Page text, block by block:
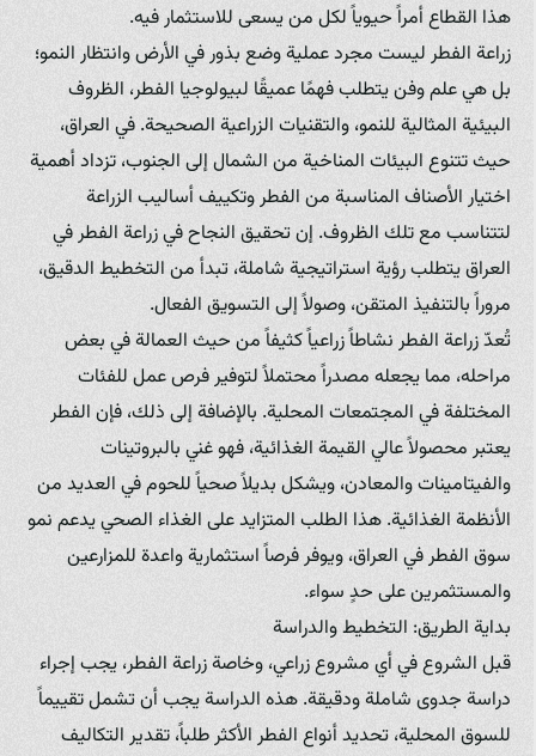
هذا القطاع أمراً حيوياً لكل من يسعى للاستثمار فيه.
زراعة الفطر ليست مجرد عملية وضع بذور في الأرض وانتظار النمو؛
بل هي علم وفن يتطلب فهمًا عميقًا لبيولوجيا الفطر، الظروف
البيئية المثالية للنمو، والتقنيات الزراعية الصحيحة. في العراق،
حيث تتنوع البيئات المناخية من الشمال إلى الجنوب، تزداد أهمية
اختيار الأصناف المناسبة من الفطر وتكييف أساليب الزراعة
لتتناسب مع تلك الظروف. إن تحقيق النجاح في زراعة الفطر في
العراق يتطلب رؤية استراتيجية شاملة، تبدأ من التخطيط الدقيق،
مروراً بالتنفيذ المتقن، وصولاً إلى التسويق الفعال.
تُعدّ زراعة الفطر نشاطاً زراعياً كثيفاً من حيث العمالة في بعض
مراحله، مما يجعله مصدراً محتملاً لتوفير فرص عمل للفئات
المختلفة في المجتمعات المحلية. بالإضافة إلى ذلك، فإن الفطر
يعتبر محصولاً عالي القيمة الغذائية، فهو غني بالبروتينات
والفيتامينات والمعادن، ويشكل بديلاً صحياً للحوم في العديد من
الأنظمة الغذائية. هذا الطلب المتزايد على الغذاء الصحي يدعم نمو
سوق الفطر في العراق، ويوفر فرصاً استثمارية واعدة للمزارعين
والمستثمرين على حدٍ سواء.
بداية الطريق: التخطيط والدراسة
قبل الشروع في أي مشروع زراعي، وخاصة زراعة الفطر، يجب إجراء
دراسة جدوى شاملة ودقيقة. هذه الدراسة يجب أن تشمل تقييماً
للسوق المحلية، تحديد أنواع الفطر الأكثر طلباً، تقدير التكاليف